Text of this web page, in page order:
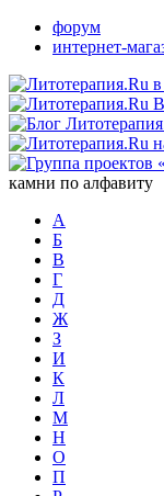
форум
интернет-
камни по алфавиту
А
Б
В
Г
Д
Ж
З
И
К
Л
М
Н
О
П